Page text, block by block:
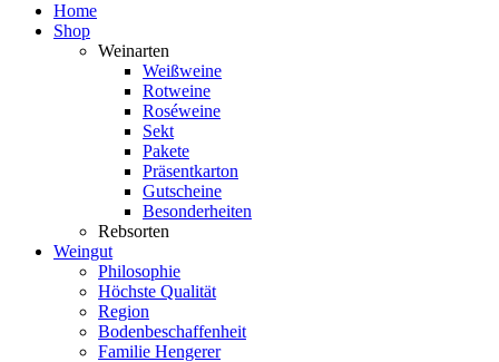
Home
Shop
Weinarten
Weißweine
Rotweine
Roséweine
Sekt
Pakete
Präsentkarton
Gutscheine
Besonderheiten
Rebsorten
Weingut
Philosophie
Höchste Qualität
Region
Bodenbeschaffenheit
Familie Hengerer